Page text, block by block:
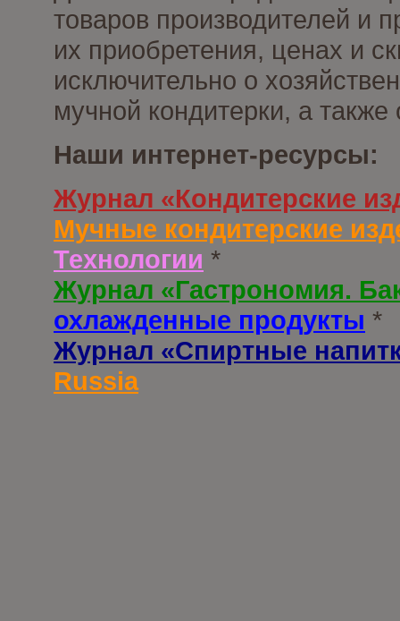
товаров производителей и
их приобретения, ценах и
исключительно о
мучной кондитерки, а
Наши интернет-ресурсы:
Журнал «Кондитерские
Мучные кондитерские
Технологии *
Журнал «Гастрономия.
охлажденные продукты *
Журнал «Спиртные
Russia